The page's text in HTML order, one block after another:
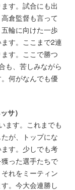
す。試合にも出
倉監督も言って
輪に向けた一歩
す。ここまで2連
す。ここで勝つ
も、苦しみながら
何がなんでも優
サ）
ます。これまでも
が、トップにな
す。少しでも考
った選手たちで
れをミーティン
。今大会連勝し